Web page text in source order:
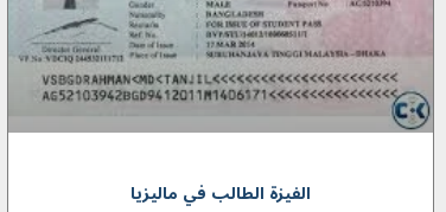
الفيزة الطالب في ماليزيا